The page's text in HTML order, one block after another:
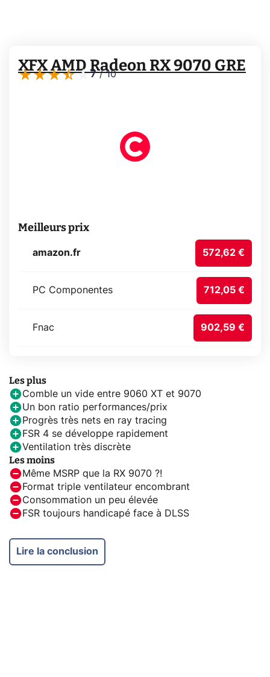
XFX AMD Radeon RX 9070 GRE
7/10
Meilleurs prix
amazon.fr 572,62 €
PC Componentes 712,05 €
Fnac 902,59 €
Les plus
Comble un vide entre 9060 XT et 9070
Un bon ratio performances/prix
Progrès très nets en ray tracing
FSR 4 se développe rapidement
Ventilation très discrète
Les moins
Même MSRP que la RX 9070 ?!
Format triple ventilateur encombrant
Consommation un peu élevée
FSR toujours handicapé face à DLSS
Lire la conclusion